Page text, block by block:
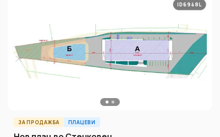
ID6948L
ЗА ПРОДАЖБА ПЛАЦЕВИ